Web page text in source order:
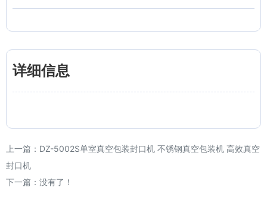
详细信息
上一篇： DZ-5002S单室真空包装封口机 不锈钢真空包装机 高效真空
封口机
下一篇：没有了！